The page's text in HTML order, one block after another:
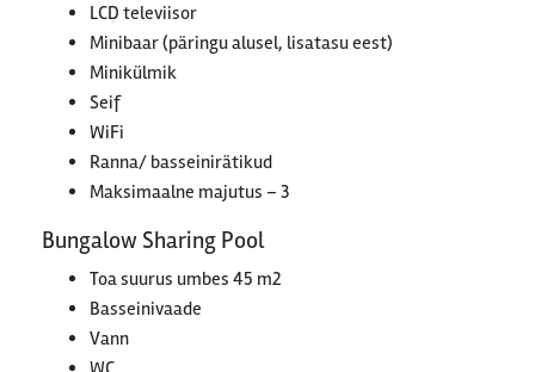
LCD televiisor
Minibaar (päringu alusel, lisatasu eest)
Minikülmik
Seif
WiFi
Ranna/ basseinirätikud
Maksimaalne majutus – 3
Bungalow Sharing Pool
Toa suurus umbes 45 m2
Basseinivaade
Vann